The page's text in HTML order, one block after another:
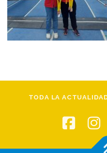
TODA LA